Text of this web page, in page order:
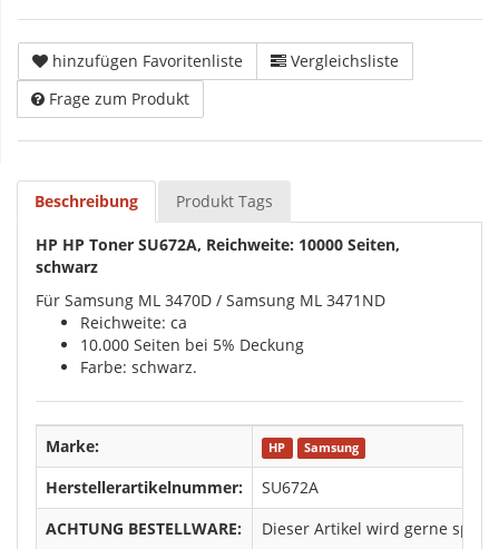
hinzufügen Favoritenliste
Vergleichsliste
Frage zum Produkt
Beschreibung Produkt Tags
HP HP Toner SU672A, Reichweite: 10000 Seiten,
schwarz
Für Samsung ML 3470D / Samsung ML 3471ND
Reichweite: ca
10.000 Seiten bei 5% Deckung
Farbe: schwarz.
Marke: HP Samsung
Herstellerartikelnummer:
SU672A
ACHTUNG BESTELLWARE:
Dieser Artikel wird gerne